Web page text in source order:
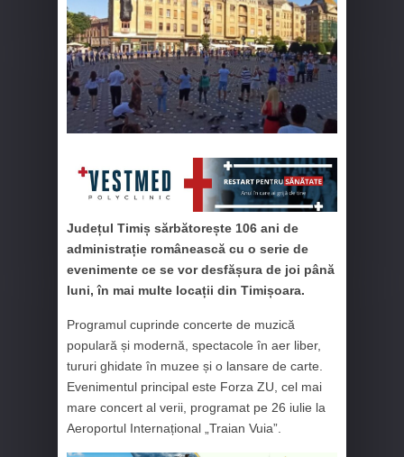
Județul Timiș sărbătorește 106 ani de
administrație românească cu o serie de
evenimente ce se vor desfășura de joi până
luni, în mai multe locații din Timișoara.
Programul cuprinde concerte de muzică
populară și modernă, spectacole în aer liber,
tururi ghidate în muzee și o lansare de carte.
Evenimentul principal este Forza ZU, cel mai
mare concert al verii, programat pe 26 iulie la
Aeroportul Internațional „Traian Vuia”.